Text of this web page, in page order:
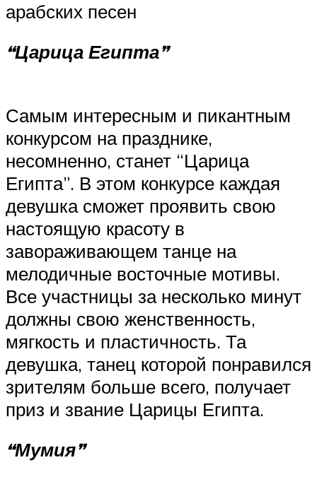
арабских песен
“Царица Египта”
Самым интересным и пикантным
конкурсом на празднике,
несомненно, станет “Царица
Египта”. В этом конкурсе каждая
девушка сможет проявить свою
настоящую красоту в
завораживающем танце на
мелодичные восточные мотивы.
Все участницы за несколько минут
должны свою женственность,
мягкость и пластичность. Та
девушка, танец которой понравился
зрителям больше всего, получает
приз и звание Царицы Египта.
“Мумия”